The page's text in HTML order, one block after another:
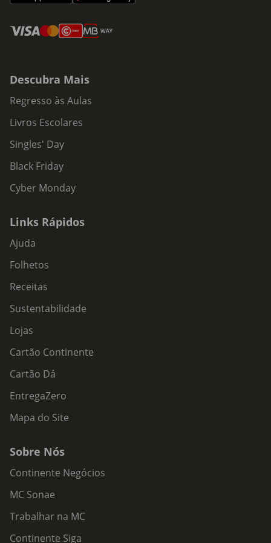
Descubra Mais
Regresso às Aulas
Livros Escolares
Singles' Day
Black Friday
Cyber Monday
Links Rápidos
Ajuda
Folhetos
Receitas
Sustentabilidade
Lojas
Cartão Continente
Cartão Dá
EntregaZero
Mapa do Site
Sobre Nós
Continente Negócios
MC Sonae
Trabalhar na MC
Continente Siga